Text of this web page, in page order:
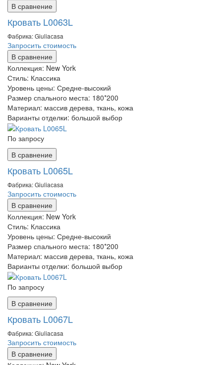
В сравнение
Кровать L0063L
Фабрика: Giuliaсasa
Запросить стоимость
В сравнение
Коллекция: New York
Стиль: Классика
Уровень цены: Средне-высокий
Размер спального места: 180*200
Материал: массив дерева, ткань, кожа
Варианты отделки: большой выбор
По запросу
В сравнение
Кровать L0065L
Фабрика: Giuliaсasa
Запросить стоимость
В сравнение
Коллекция: New York
Стиль: Классика
Уровень цены: Средне-высокий
Размер спального места: 180*200
Материал: массив дерева, ткань, кожа
Варианты отделки: большой выбор
По запросу
В сравнение
Кровать L0067L
Фабрика: Giuliaсasa
Запросить стоимость
В сравнение